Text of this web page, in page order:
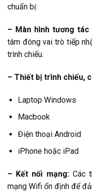
chuẩn bị:
– Màn hình tương tác
tâm đóng vai trò tiếp
trình chiếu.
– Thiết bị trình chiếu,
Laptop Windows
Macbook
Điện thoại Android
iPhone hoặc iPad
– Kết nối mạng:Các
mạng Wifi ổn định để